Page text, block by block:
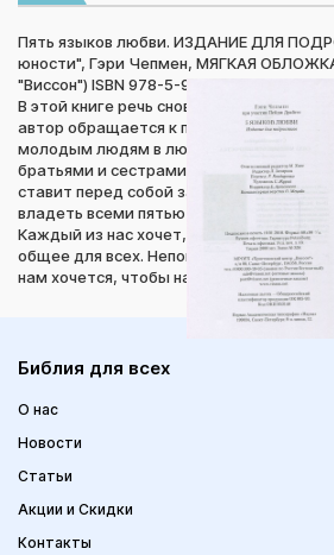
Пять языков любви. ИЗДАНИЕ ДЛЯ
юности", Гэри Чепмен, МЯГКАЯ
"Виссон") ISBN 978-5-9909243-3-8
В этой книге речь снова идет о пяти
автор обращается к подросткам. Его
молодым людям в любых отношениях: с
братьями и сестрами, друзьями,
ставит перед собой задачу научить
владеть всеми пятью языками любви.
Каждый из нас хочет, чтобы его
общее для всех. Неповторимое для
нам хочется, чтобы нас любили.
Библия для всех
О нас
Новости
Статьи
Акции и Скидки
Контакты